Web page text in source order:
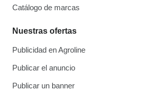
Catálogo de marcas
Nuestras ofertas
Publicidad en Agroline
Publicar el anuncio
Publicar un banner